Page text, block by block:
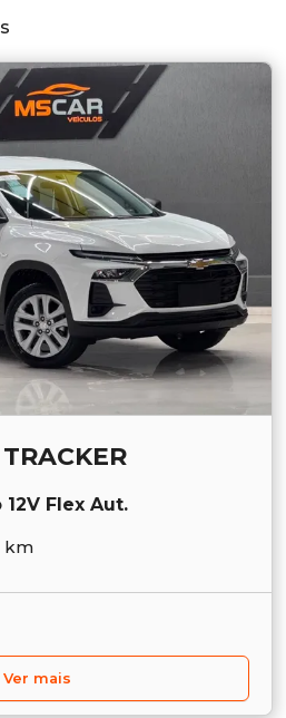
TRACKER
12V Flex Aut.
km
Ver mais